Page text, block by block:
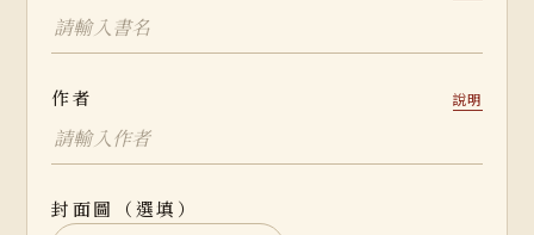
作者 說明
封面圖（選填）